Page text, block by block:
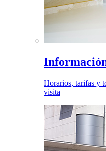
Horarios, tarifas y
visita